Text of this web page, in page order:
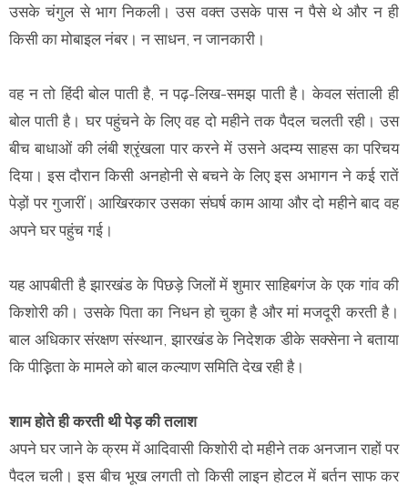
उसके चंगुल से भाग निकली। उस वक्त उसके पास न पैसे थे और न ही
किसी का मोबाइल नंबर। न साधन, न जानकारी।
वह न तो हिंदी बोल पाती है, न पढ़-लिख-समझ पाती है। केवल संताली ही
बोल पाती है। घर पहुंचने के लिए वह दो महीने तक पैदल चलती रही। उस
बीच बाधाओं की लंबी श्रृंखला पार करने में उसने अदम्य साहस का परिचय
दिया। इस दौरान किसी अनहोनी से बचने के लिए इस अभागन ने कई रातें
पेड़ों पर गुजारीं। आखिरकार उसका संघर्ष काम आया और दो महीने बाद वह
अपने घर पहुंच गई।
यह आपबीती है झारखंड के पिछड़े जिलों में शुमार साहिबगंज के एक गांव की
किशोरी की। उसके पिता का निधन हो चुका है और मां मजदूरी करती है।
बाल अधिकार संरक्षण संस्थान, झारखंड के निदेशक डीके सक्सेना ने बताया
कि पीड़़िता के मामले को बाल कल्याण समिति देख रही है।
शाम होते ही करती थी पेड़ की तलाश
अपने घर जाने के क्रम में आदिवासी किशोरी दो महीने तक अनजान राहों पर
पैदल चली। इस बीच भूख लगती तो किसी लाइन होटल में बर्तन साफ कर